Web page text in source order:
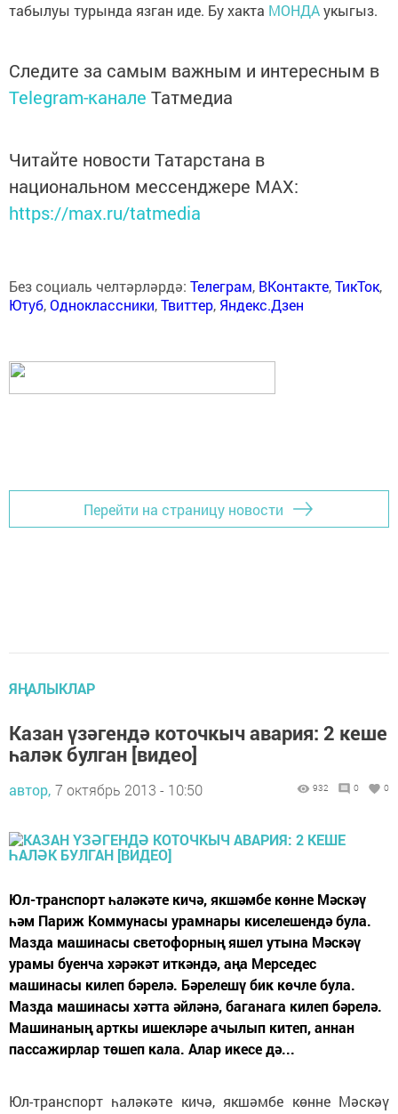
табылуы турында язган иде. Бу хакта МОНДАукыгыз.
Следите за самым важным и интересным в
Telegram-канале Татмедиа
Читайте новости Татарстана в
национальном мессенджере MАХ:
https://max.ru/tatmedia
Без социаль челтәрләрдә: Телеграм, ВКонтакте,ТикТок,
Ютуб,Одноклассники,Твиттер, Яндекс.Дзен
Перейти на страницу новости
ЯҢАЛЫКЛАР
Казан үзәгендә коточкыч авария: 2 кеше
һаләк булган [видео]
автор, 7 октябрь 2013 - 10:50 932 0 0
Юл-транспорт һаләкәте кичә, якшәмбе көнне Мәскәү
һәм Париж Коммунасы урамнары киселешендә була.
Мазда машинасы светофорның яшел утына Мәскәү
урамы буенча хәрәкәт иткәндә, аңа Мерседес
машинасы килеп бәрелә. Бәрелешү бик көчле була.
Мазда машинасы хәтта әйләнә, баганага килеп бәрелә.
Машинаның арткы ишекләре ачылып китеп, аннан
пассажирлар төшеп кала. Алар икесе дә...
Юл-транспорт һаләкәте кичә, якшәмбе көнне Мәскәү